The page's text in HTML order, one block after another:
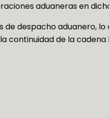
aduaneras en
despacho aduanero,
continuidad de la cadena